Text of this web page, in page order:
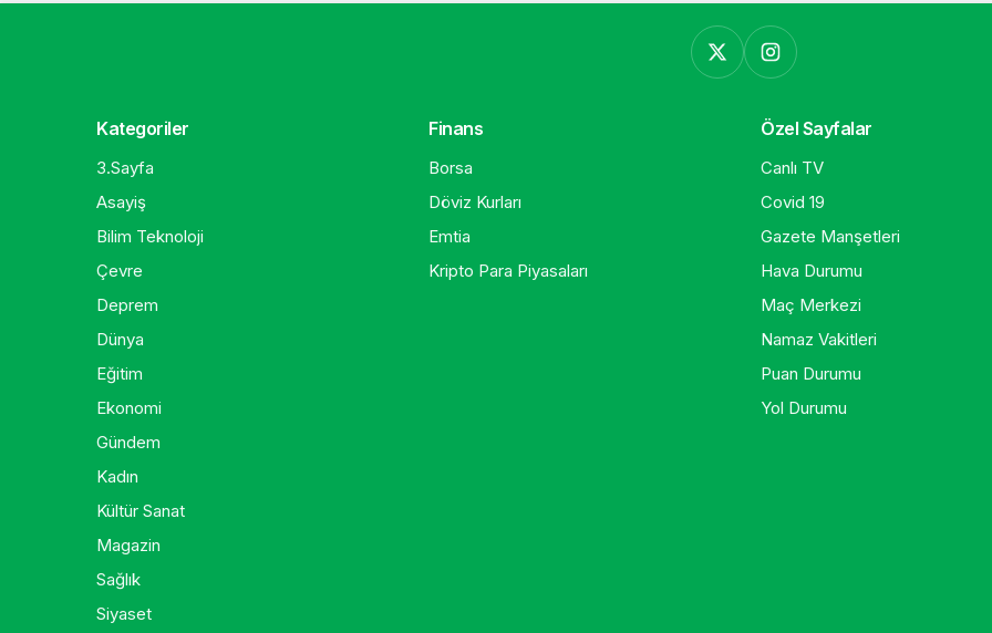
Kategoriler
3.Sayfa
Asayiş
Bilim Teknoloji
Çevre
Deprem
Dünya
Eğitim
Ekonomi
Gündem
Kadın
Kültür Sanat
Magazin
Sağlık
Siyaset
Finans
Borsa
Döviz Kurları
Emtia
Kripto Para Piyasaları
Özel Sayfalar
Canlı TV
Covid 19
Gazete Manşetleri
Hava Durumu
Maç Merkezi
Namaz Vakitleri
Puan Durumu
Yol Durumu